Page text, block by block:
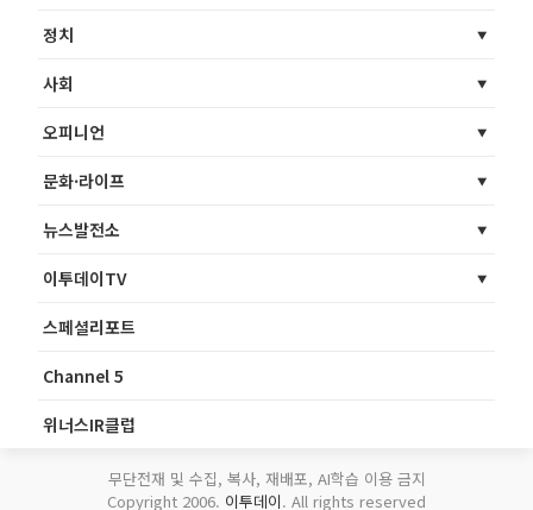
정치
사회
오피니언
문화·라이프
뉴스발전소
이투데이TV
스페셜리포트
Channel 5
위너스IR클럽
무단전재 및 수집, 복사, 재배포, AI학습 이용 금지
Copyright 2006. 이투데이. All rights reserved